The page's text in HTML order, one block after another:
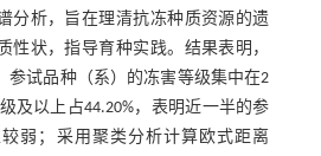
分析，旨在理清抗冻种质资源的遗
性状，指导育种实践。结果表明，
参试品种（系）的冻害等级集中在2
及以上占44.20%，表明近一半的参
弱；采用聚类分析计算欧式距离